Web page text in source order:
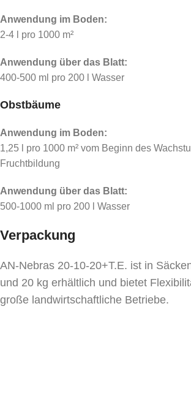
Anwendung im Boden:
2-4 l pro 1000 m²
Anwendung über das Blatt:
400-500 ml pro 200 l Wasser
Obstbäume
Anwendung im Boden:
1,25 l pro 1000 m² vom Beginn des
Fruchtbildung
Anwendung über das Blatt:
500-1000 ml pro 200 l Wasser
Verpackung
AN-Nebras 20-10-20+T.E. ist in
und 20 kg erhältlich und bietet
große landwirtschaftliche Betriebe.